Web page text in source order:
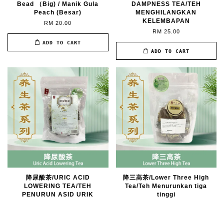
Bead （Big) / Manik Gula
Peach (Besar)
RM 20.00
ADD TO CART
DAMPNESS TEA/TEH
MENGHILANGKAN
KELEMBAPAN
RM 25.00
ADD TO CART
降尿酸茶/URIC ACID
LOWERING TEA/TEH
PENURUN ASID URIK
降三高茶/Lower Three High
Tea/Teh Menurunkan tiga
tinggi